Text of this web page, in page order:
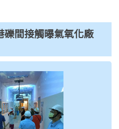
礫間接觸曝氣氧化廠